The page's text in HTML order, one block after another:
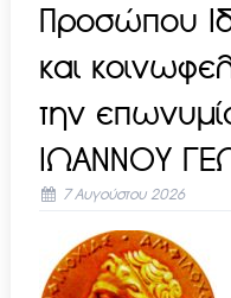
Προσώπου
και
την
ΙΩΑΝΝΟΥ
7 Αυγούστου 2026